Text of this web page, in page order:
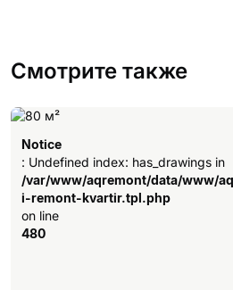
Смотрите также
Notice
: Undefined index: has_drawings in
/var/www/aqremont/data/www/
i-remont-kvartir.tpl.php
on line
480